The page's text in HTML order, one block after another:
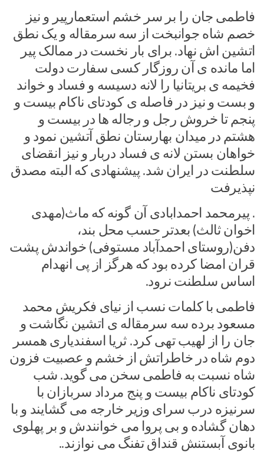
فاطمی جان را بر سر خشم استعمارپیر و نیز
خصم شاه جوانبخت از سه سرمقاله و یک نطق
اتشین اش نهاد. برای بار نخست در ممالک پیر
اما مانده ی آن روزگار کسی سفارت دولت
فخیمه ی بریتانیا را لانه دسیسه و فساد و خواند
و بست و نیز در فاصله ی کودتای ناکام بیست و
پنجم تا خروش رجل و رجاله ها در بیست و
هشتم در میدان بهارستان نطق آتشین نمود و
خواهان بستن لانه ی فساد دربار و نیز انقضای
سلطنت در ایران شد. پیشنهادی که البته مصدق
نپذیرفت
. پیرمحمد احمدابادی آن گونه که ماث(مهدی
اخوان ثالث) بعدتر حسب محل بند،
دفن(روستای احمدآباد مستوفی) خواندش پشت
قران امضا کرده بود که هرگز از پی انهدام
اساس سلطنت نرود.
فاطمی با کلمات نسب از نیای فکریش محمد
مسعود برده سه سرمقاله ی اتشین نگاشت و
جان را از لهیب تهی کرد. ثریا اسفندیاری همسر
دوم شاه در خاطراتش از خشم و عصبیت فزون
شاه نسبت به فاطمی سخن می گوید. شب
کودتای ناکام بیست و پنج مرداد سربازان با
سرنیزه درب سرای وزیر خارجه می گشایند و با
دهان گشاده و بی پروا می خوانندش و بر پهلوی
بانوی آبستنش قنداق تفنگ می نوازند..